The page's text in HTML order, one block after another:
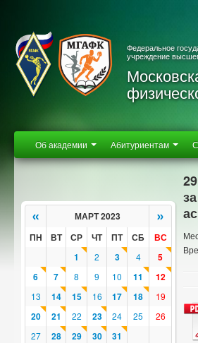
Федеральное
учреждение
Об академии Абитуриентам
« МАРТ 2023 »
ПН ВТ СР ЧТ ПТ СБ
ВС
1
2 3 4
5
6
7 8 9 10 11 12
13 14 15 16 17 18 19
20 21 22 23 24 25
26
27
28 29 30 31